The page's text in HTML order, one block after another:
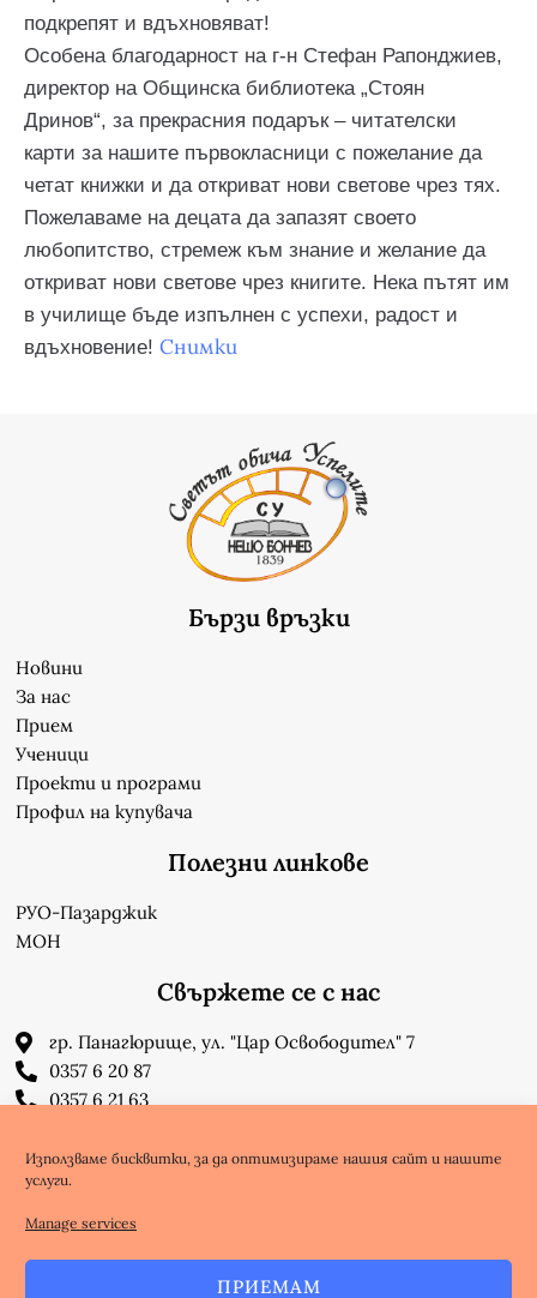
Използваме бисквитки, за да оптимизираме нашия сайт и нашите
услуги.
Manage services
ПРИЕМАМ
подкрепят и вдъхновяват!
Особена благодарност на г-н Стефан Рапонджиев,
директор на Общинска библиотека „Стоян
Дринов“, за прекрасния подарък – читателски
карти за нашите първокласници с пожелание да
четат книжки и да откриват нови светове чрез тях.
Пожелаваме на децата да запазят своето
любопитство, стремеж към знание и желание да
откриват нови светове чрез книгите. Нека пътят им
в училище бъде изпълнен с успехи, радост и
вдъхновение! Снимки
Бързи връзки
Новини
За нас
Прием
Ученици
Проекти и програми
Профил на купувача
Полезни линкове
РУО-Пазарджик
МОН
Свържете се с нас
гр. Панагюрище, ул. "Цар Освободител" 7
0357 6 20 87
0357 6 21 63
info-1302623@edu.mon.bg
Facebook
Youtube